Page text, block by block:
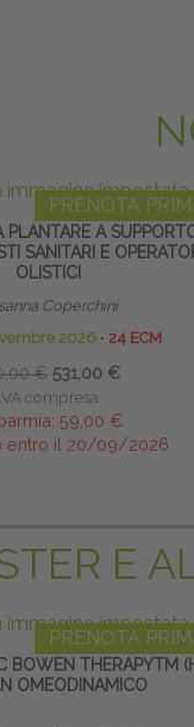
PRENOTA
PLANTARE A
SANITARI E
OLISTICI
Coperchini
2026∙ 24 ECM
€ 531,00 €
IVA compresa
59,00 €
entro il 20/09/2026
E
PRENOTA
BOWEN THERAPYTM
OMEODINAMICO